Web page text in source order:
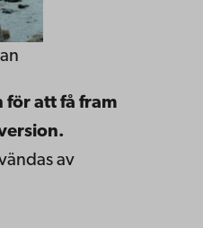
för att få fram
av